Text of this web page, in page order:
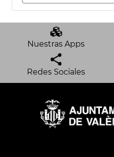
Nuestras Apps
Redes Sociales